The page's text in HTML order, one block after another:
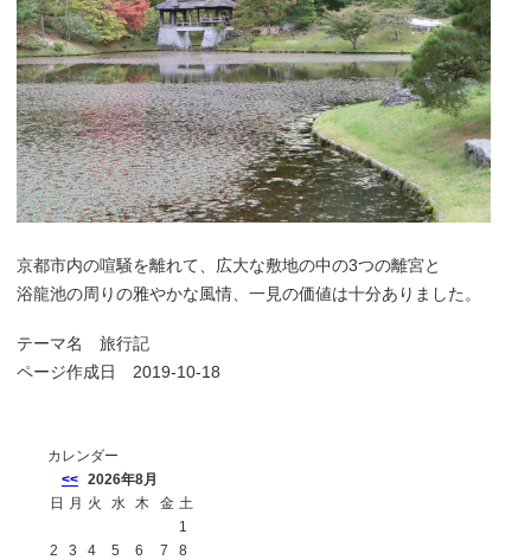
京都市内の喧騒を離れて、広大な敷地の中の3つの離宮と
浴龍池の周りの雅やかな風情、一見の価値は十分ありました。
テーマ名 旅行記
ページ作成日 2019-10-18
カレンダー
<<
2026年8月
日
月 火 水 木 金 土
1
2
3 4 5 6 7
8